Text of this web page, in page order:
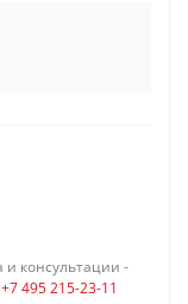
и консультации -
+7 495 215-23-11